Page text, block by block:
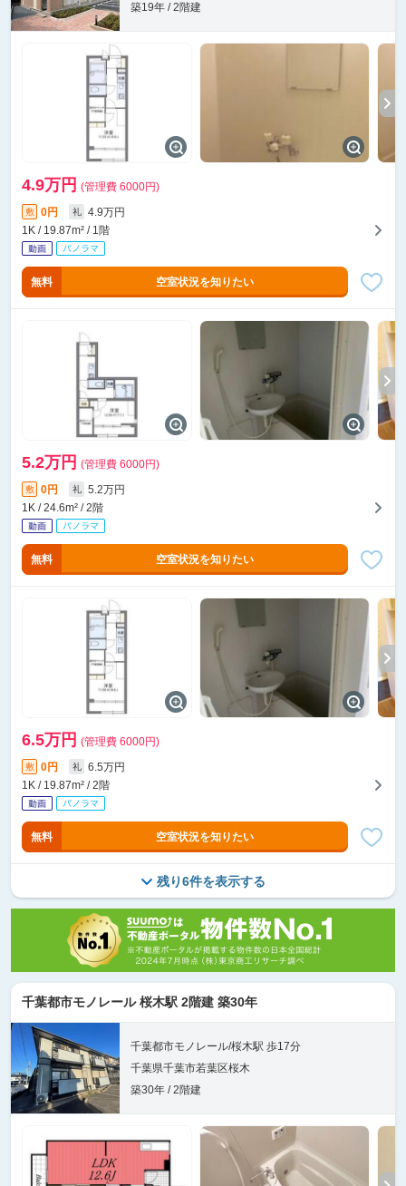
築19年 / 2階建
4.9万円 (管理費 6000円)
敷 0円 礼
4.9万円
1K / 19.87m² / 1階
無料 空室状況を知りたい
5.2万円 (管理費 6000円)
敷 0円 礼
5.2万円
1K / 24.6m² / 2階
無料 空室状況を知りたい
6.5万円 (管理費 6000円)
敷 0円 礼
6.5万円
1K / 19.87m² / 2階
無料 空室状況を知りたい
残り6件を表示する
千葉都市モノレール 桜木駅 2階建 築30年
千葉都市モノレール/桜木駅 歩17分
千葉県千葉市若葉区桜木
築30年 / 2階建